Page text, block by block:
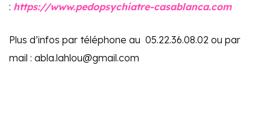
: https://www.pedopsychiatre-casablanca.com
Plus d’infos par téléphone au 05.22.36.08.02 ou par
mail : abla.lahlou@gmail.com